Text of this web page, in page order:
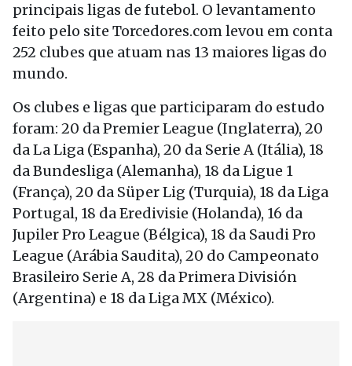
principais ligas de futebol. O levantamento
feito pelo site Torcedores.com levou em conta
252 clubes que atuam nas 13 maiores ligas do
mundo.
Os clubes e ligas que participaram do estudo
foram: 20 da Premier League (Inglaterra), 20
da La Liga (Espanha), 20 da Serie A (Itália), 18
da Bundesliga (Alemanha), 18 da Ligue 1
(França), 20 da Süper Lig (Turquia), 18 da Liga
Portugal, 18 da Eredivisie (Holanda), 16 da
Jupiler Pro League (Bélgica), 18 da Saudi Pro
League (Arábia Saudita), 20 do Campeonato
Brasileiro Serie A, 28 da Primera División
(Argentina) e 18 da Liga MX (México).